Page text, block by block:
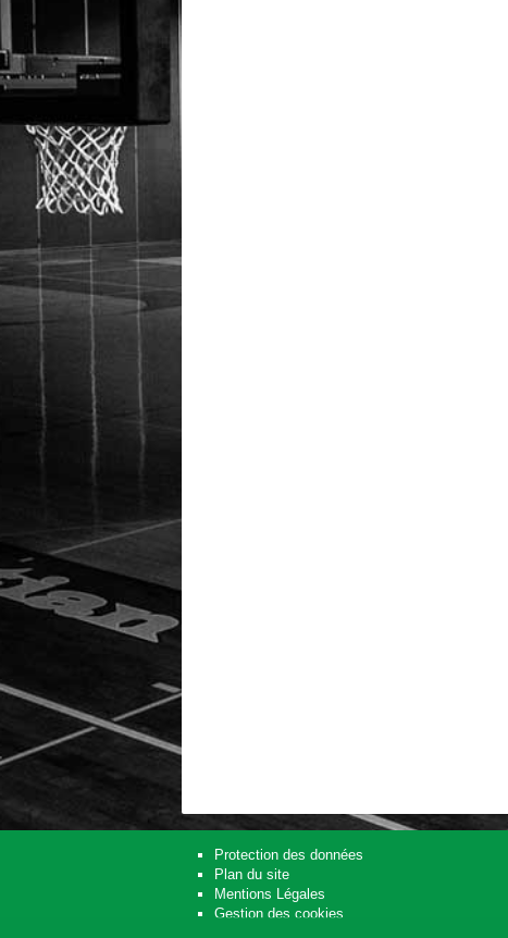
Protection des données
Plan du site
Mentions Légales
Gestion des cookies